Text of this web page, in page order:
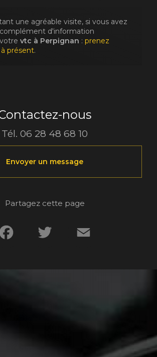
une agréable visite, si vous avez
d'information
vtc à Perpignan : prenez
présent.
nous
Tél. 06 28 48 68 10
Envoyer un message
Partagez cette page